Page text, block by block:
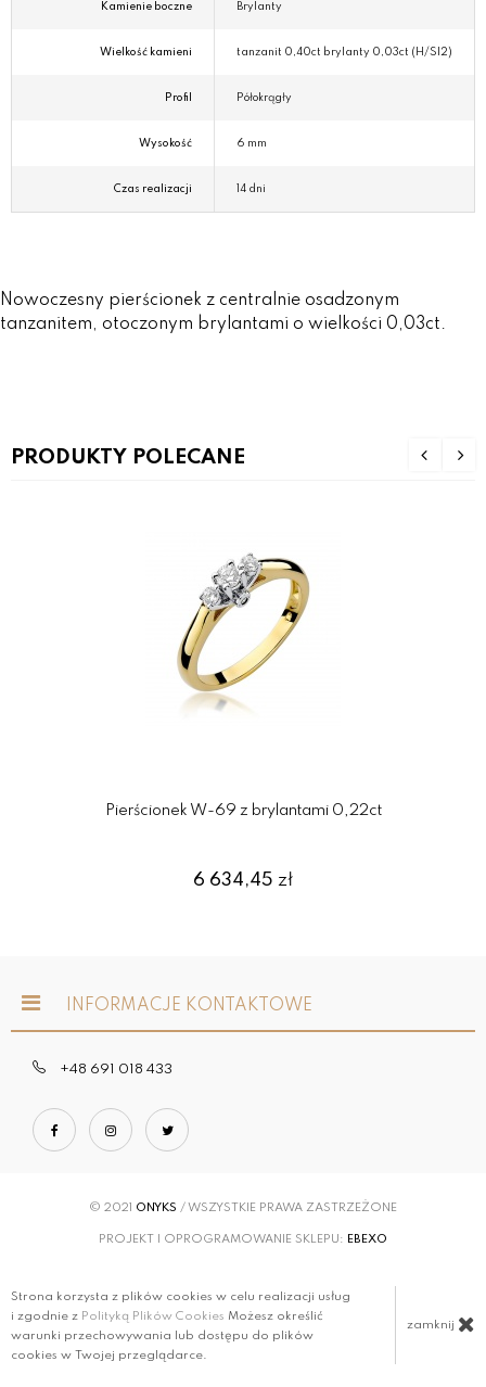
Kamienie boczne Brylanty
Wielkość kamieni tanzanit 0,40ct brylanty 0,03ct (H/SI2)
Profil Półokrągły
Wysokość 6 mm
Czas realizacji 14 dni
Nowoczesny pierścionek z centralnie osadzonym
tanzanitem, otoczonym brylantami o wielkości 0,03ct.
PRODUKTY POLECANE
Pierścionek W-69 z brylantami 0,22ct
6 634,45 zł
INFORMACJE KONTAKTOWE
+48 691 018 433
© 2021 ONYKS / WSZYSTKIE PRAWA ZASTRZEŻONE
PROJEKT I OPROGRAMOWANIE SKLEPU: EBEXO
Strona korzysta z plików cookies w celu realizacji usług
i zgodnie z Polityką Plików Cookies Możesz określić
warunki przechowywania lub dostępu do plików
cookies w Twojej przeglądarce.
zamknij